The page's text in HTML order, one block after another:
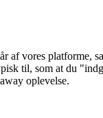
vores platforme,
til, som at du
oplevelse.